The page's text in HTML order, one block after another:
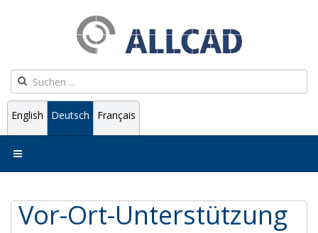
English Deutsch Français
Vor-Ort-Unterstützung